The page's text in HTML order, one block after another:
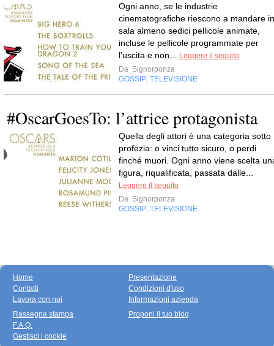
Ogni anno, se le industrie
cinematografiche riescono a mandare in
sala almeno sedici pellicole animate,
incluse le pellicole programmate per
l’uscita e non...
Leggere il seguito
Da Signorponza
GOSSIP TELEVISIONE
#OscarGoesTo: l’attrice protagonista
Quella degli attori è una categoria sotto
profezia: o vinci tutto sicuro, o perdi
finché muori. Ogni anno viene scelta
figura, riqualificata, passata dalle...
Leggere il seguito
Da Signorponza
GOSSIP TELEVISIONE
Home
Contatti
Lavora con noi
Presentazione
Condizioni d'uso
Informazioni azienda
Rassegna stampa
F.A.Q.
Gestisci i cookie
Proponi il tuo blog